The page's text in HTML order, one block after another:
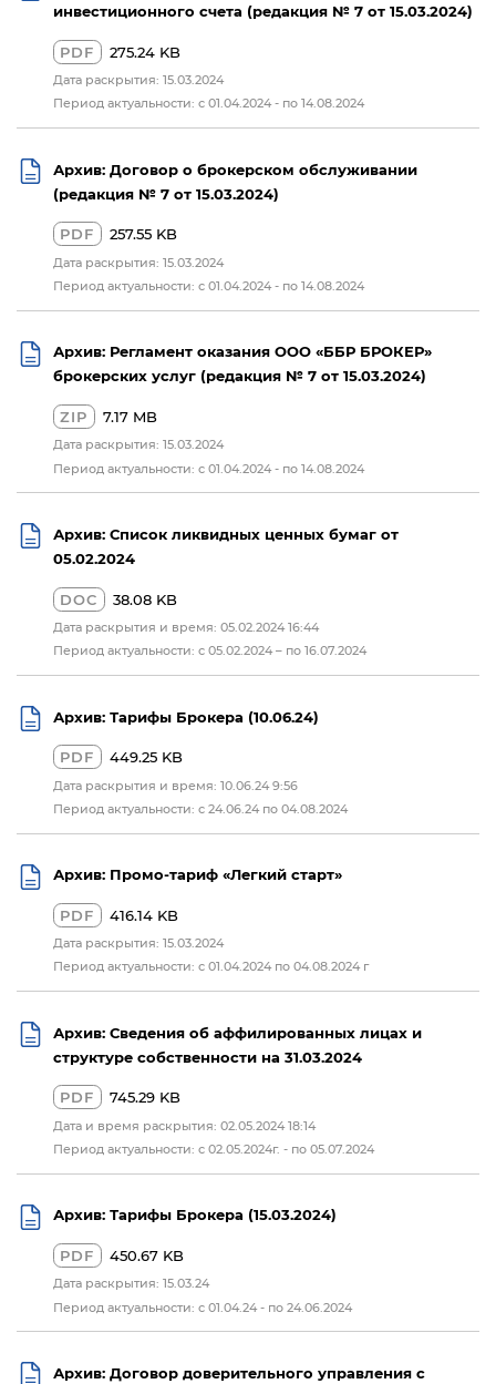
инвестиционного счета (редакция № 7 от 15.03.2024)
PDF 275.24 KB
Дата раскрытия: 15.03.2024
Период актуальности: с 01.04.2024 - по 14.08.2024
Архив: Договор о брокерском обслуживании
(редакция № 7 от 15.03.2024)
PDF 257.55 KB
Дата раскрытия: 15.03.2024
Период актуальности: с 01.04.2024 - по 14.08.2024
Архив: Регламент оказания ООО «ББР БРОКЕР»
брокерских услуг (редакция № 7 от 15.03.2024)
ZIP 7.17 MB
Дата раскрытия: 15.03.2024
Период актуальности: с 01.04.2024 - по 14.08.2024
Архив: Список ликвидных ценных бумаг от
05.02.2024
DOC 38.08 KB
Дата раскрытия и время: 05.02.2024 16:44
Период актуальности: с 05.02.2024 – по 16.07.2024
Архив: Тарифы Брокера (10.06.24)
PDF 449.25 KB
Дата раскрытия и время: 10.06.24 9:56
Период актуальности: с 24.06.24 по 04.08.2024
Архив: Промо-тариф «Легкий старт»
PDF 416.14 KB
Дата раскрытия: 15.03.2024
Период актуальности: с 01.04.2024 по 04.08.2024 г
Архив: Сведения об аффилированных лицах и
структуре собственности на 31.03.2024
PDF 745.29 KB
Дата и время раскрытия: 02.05.2024 18:14
Период актуальности: с 02.05.2024г. - по 05.07.2024
Архив: Тарифы Брокера (15.03.2024)
PDF 450.67 KB
Дата раскрытия: 15.03.24
Период актуальности: с 01.04.24 - по 24.06.2024
Архив: Договор доверительного управления с